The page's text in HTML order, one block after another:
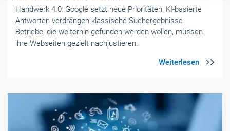
Handwerk 4.0: Google setzt neue Prioritäten: KI-basierte
Antworten verdrängen klassische Suchergebnisse.
Betriebe, die weiterhin gefunden werden wollen, müssen
ihre Webseiten gezielt nachjustieren.